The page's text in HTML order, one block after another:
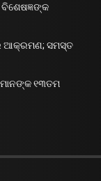
ବିଶେଷଜ୍ଞଙ୍କ
ଆକ୍ରମଣ; ସମସ୍ତ
୧୩ତମ